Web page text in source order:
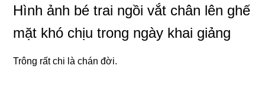
Hình ảnh bé trai ngồi vắt chân lên ghế
mặt khó chịu trong ngày khai giảng
Trông rất chi là chán đời.